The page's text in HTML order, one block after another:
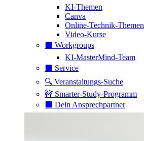
KI-Themen
Canva
Online-Technik-Themen
Video-Kurse
⬛️ Workgroups
KI-MasterMind-Team
⬛️ Service
🔍 Veranstaltungs-Suche
🚧 Smarter-Study-Programm
⬛️ Dein Ansprechpartner